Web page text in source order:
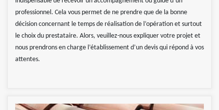
professionnel. Cela vous permet de ne prendre que de la bonne
décision concernant le temps de réalisation de l’opération et surtout
le choix du prestataire. Alors, veuillez-nous expliquer votre projet et
nous prendrons en charge l’établissement d’un devis qui répond à vos
attentes.